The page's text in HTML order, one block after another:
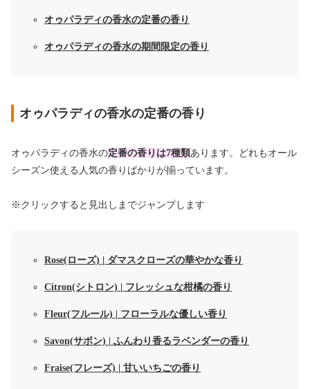
オゥパラディの香水の定番の香り
オゥパラディの香水の期間限定の香り
オゥパラディの香水の定番の香り
オゥパラディの香水の定番の香りは7種類あります。どれもオール
シーズン使える人気の香りばかりが揃っています。
※クリックすると見出しまでジャンプします
Rose(ローズ) | ダマスクローズの華やかな香り
Citron(シトロン) | フレッシュな柑橘の香り
Fleur(フルール) | フローラルな優しい香り
Savon(サボン) | ふんわり香るラベンダーの香り
Fraise(フレーズ) | 甘いいちごの香り